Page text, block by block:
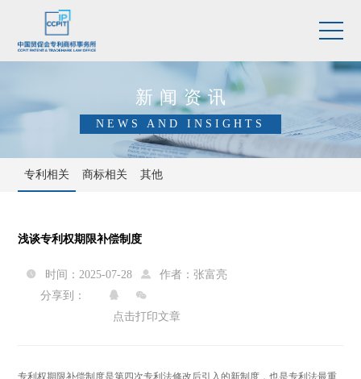
新闻资讯
NEWS AND INSIGHTS
专利相关 商标相关 其他
浅谈专利权期限补偿制度
 时间：2025-07-28  作者： 张富亮
分享到：
 
点击打印文章
专利权期限补偿制度是第四次专利法修改后引入的新制度，也是专利法最重